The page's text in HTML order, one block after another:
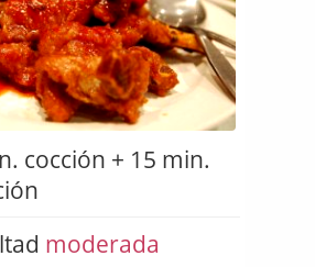
cocción + 15 min.
moderada